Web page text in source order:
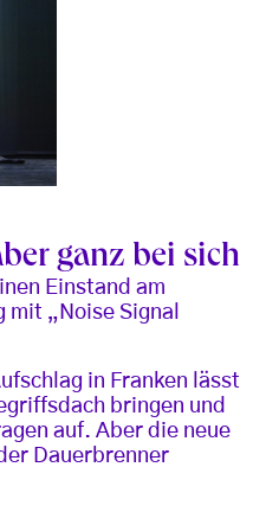
ganz bei sich
Einstand am
„Noise Signal
in Franken lässt
bringen und
auf. Aber die neue
Dauerbrenner